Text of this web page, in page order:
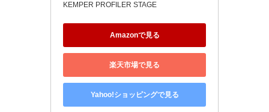
KEMPER PROFILER STAGE
Amazonで見る
楽天市場で見る
Yahoo!ショッピングで見る